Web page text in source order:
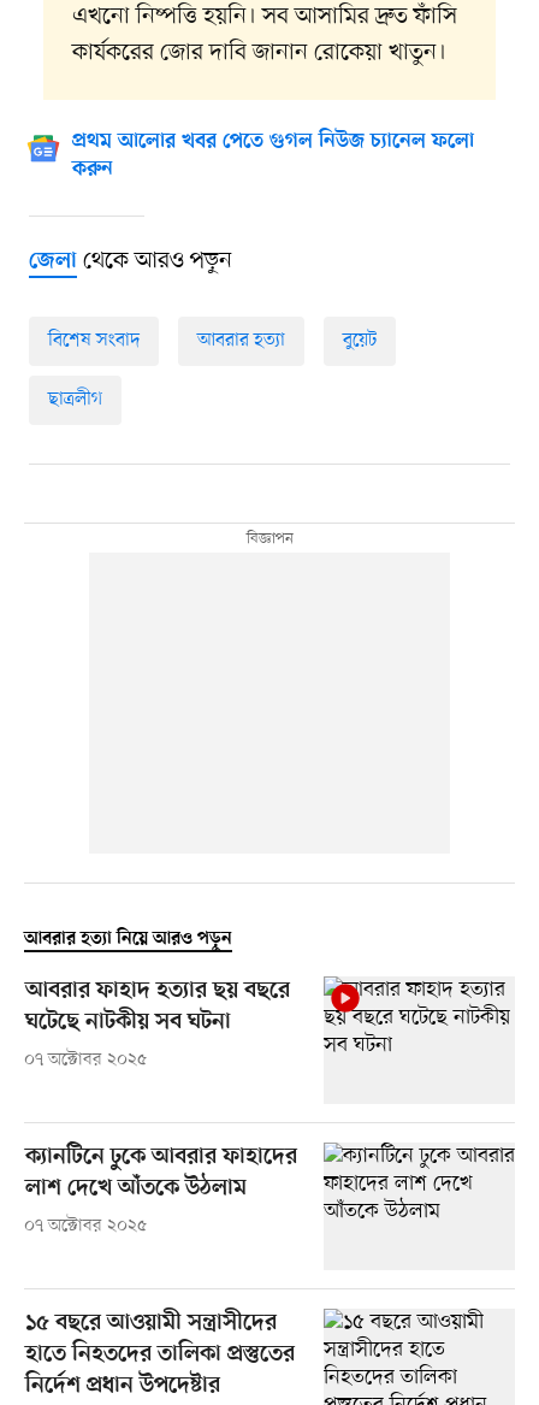
এখনো নিষ্পত্তি হয়নি। সব আসামির দ্রুত ফাঁসি
কার্যকরের জোর দাবি জানান রোকেয়া খাতুন।
প্রথম আলোর খবর পেতে গুগল নিউজ চ্যানেল ফলো
করুন
জেলাথেকে আরও পড়ুন
বিশেষ সংবাদ আবরার হত্যা বুয়েট
ছাত্রলীগ
আবরার হত্যা নিয়ে আরও পড়ুন
আবরার ফাহাদ হত্যার ছয় বছরে
ঘটেছে নাটকীয় সব ঘটনা
০৭ অক্টোবর ২০২৫
ক্যানটিনে ঢুকে আবরার ফাহাদের
লাশ দেখে আঁতকে উঠলাম
০৭ অক্টোবর ২০২৫
১৫ বছরে আওয়ামী সন্ত্রাসীদের
হাতে নিহতদের তালিকা প্রস্তুতের
নির্দেশ প্রধান উপদেষ্টার